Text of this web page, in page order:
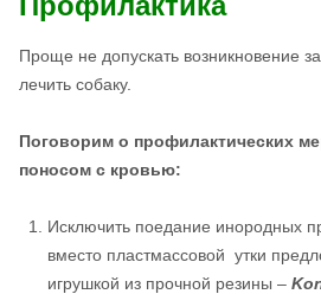
Проще не допускать возникновение
лечить собаку.
Поговорим о профилактических
поносом с кровью:
Исключить поедание инородных
вместо пластмассовой утки
игрушкой из прочной резины –